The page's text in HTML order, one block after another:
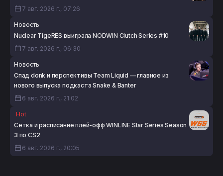
7 авг. 2026 г., 07:26
Новость
Nuclear TigeRES выиграла NODWIN Clutch Series #10
7 авг. 2026 г., 06:30
Новость
Спад donk и перспективы Team Liquid — главное из
нового выпуска подкаста Snake & Banter
6 авг. 2026 г., 21:02
Hot
Сетка и расписание плей-офф WINLINE Star Series Season
3 по CS2
6 авг. 2026 г., 20:05